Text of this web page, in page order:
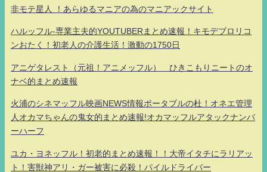
非モテ星人 ！あらゆるマニアの為のマニアックサイト
ハルッフル-専業主夫的YOUTUBERまとめ速報！キモデブロリコ
ンおたく！初老人の介護生活！激動の1750日
アニゲタレスト（元祖！アニメッフル） ひきこもりニートのオ
ナベ的まとめ速報
火浦のシネマッフル映画NEWS情報ポータブルの杜！オネエ管理
人オカマちゃんの鬼女的まとめ速報!オカマッフルアタックナンバ
ーハーフ
ユカ・ヨネッフル！初老的まとめ速報！！大帝イタチにラリアッ
ト！害獣神アリ・ガー被害に必殺！パイルドライバー